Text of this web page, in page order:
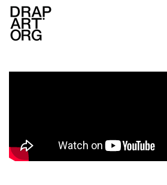
Skip to main content